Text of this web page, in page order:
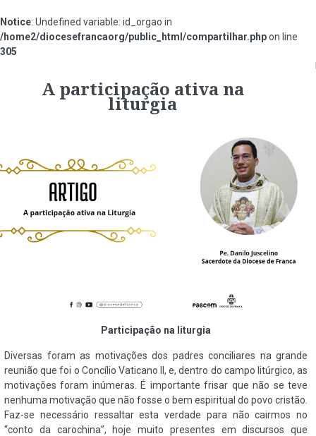
Notice: Undefined variable: id_orgao in
/home2/diocesefrancaorg/public_html/compartilhar.phpon line
305
A participação ativa na
liturgia
Participação na liturgia
Diversas foram as motivações dos padres conciliares na grande
reunião que foi o Concílio Vaticano II, e, dentro do campo litúrgico, as
motivações foram inúmeras. É importante frisar que não se teve
nenhuma motivação que não fosse o bem espiritual do povo cristão.
Faz-se necessário ressaltar esta verdade para não cairmos no
“conto da carochina”, hoje muito presentes em discursos que